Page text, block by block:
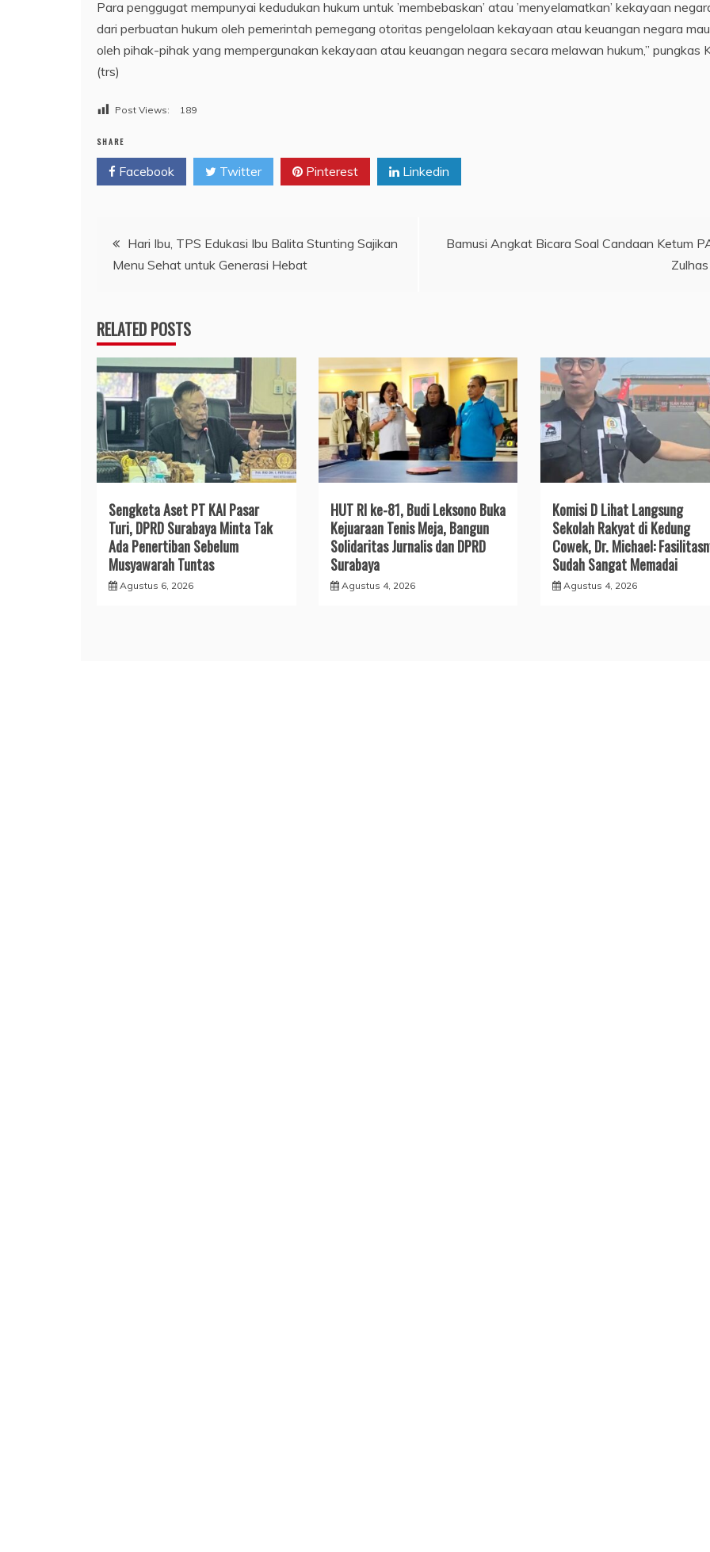
Para penggugat mempunyai kedudukan hukum untuk ’membebaskan’ atau ’menyelamatkan’ kekayaan
dari perbuatan hukum oleh pemerintah pemegang otoritas pengelolaan kekayaan atau keuangan negara
oleh pihak-pihak yang mempergunakan kekayaan atau keuangan negara secara melawan hukum,” pungkas
(trs)
Post Views: 189
SHARE
Facebook Twitter Pinterest Linkedin
Navigasi
pos
Hari Ibu, TPS Edukasi Ibu Balita Stunting Sajikan
Menu Sehat untuk Generasi Hebat
Bamusi Angkat Bicara Soal Candaan Ketum
Zulhas
RELATED POSTS
Sengketa Aset PT KAI Pasar
Turi, DPRD Surabaya Minta Tak
Ada Penertiban Sebelum
Musyawarah Tuntas
Agustus 6, 2026
HUT RI ke-81, Budi Leksono Buka
Kejuaraan Tenis Meja, Bangun
Solidaritas Jurnalis dan DPRD
Surabaya
Agustus 4, 2026
Komisi D Lihat Langsung
Sekolah Rakyat di Kedung
Cowek, Dr. Michael:
Sudah Sangat Memadai
Agustus 4, 2026